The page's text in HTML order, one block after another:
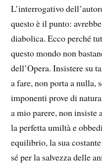
L’interrogativo
questo è il punto:
diabolica. Ecco perché
questo mondo non
dell’Opera. Insistere su
a fare, non porta a nulla,
imponenti prove di
a mio parere, non insiste
la perfetta umiltà e
equilibrio, la sua
sé per la salvezza delle